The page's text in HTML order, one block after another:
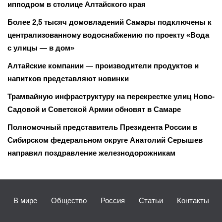
ипподром в столице Алтайского края
Более 2,5 тысяч домовладений Самары подключены к
централизованному водоснабжению по проекту «Вода
с улицы — в дом»
Алтайские компании — производители продуктов и
напитков представляют новинки
Трамвайную инфраструктуру на перекрестке улиц Ново-
Садовой и Советской Армии обновят в Самаре
Полномочный представитель Президента России в
Сибирском федеральном округе Анатолий Серышев
направил поздравление железнодорожникам
В мире Общество Россия Статьи Контакты